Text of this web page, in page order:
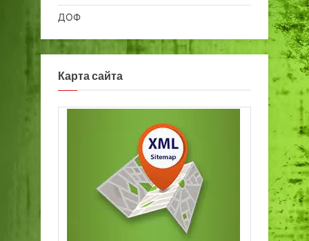
ДОФ
Карта сайта